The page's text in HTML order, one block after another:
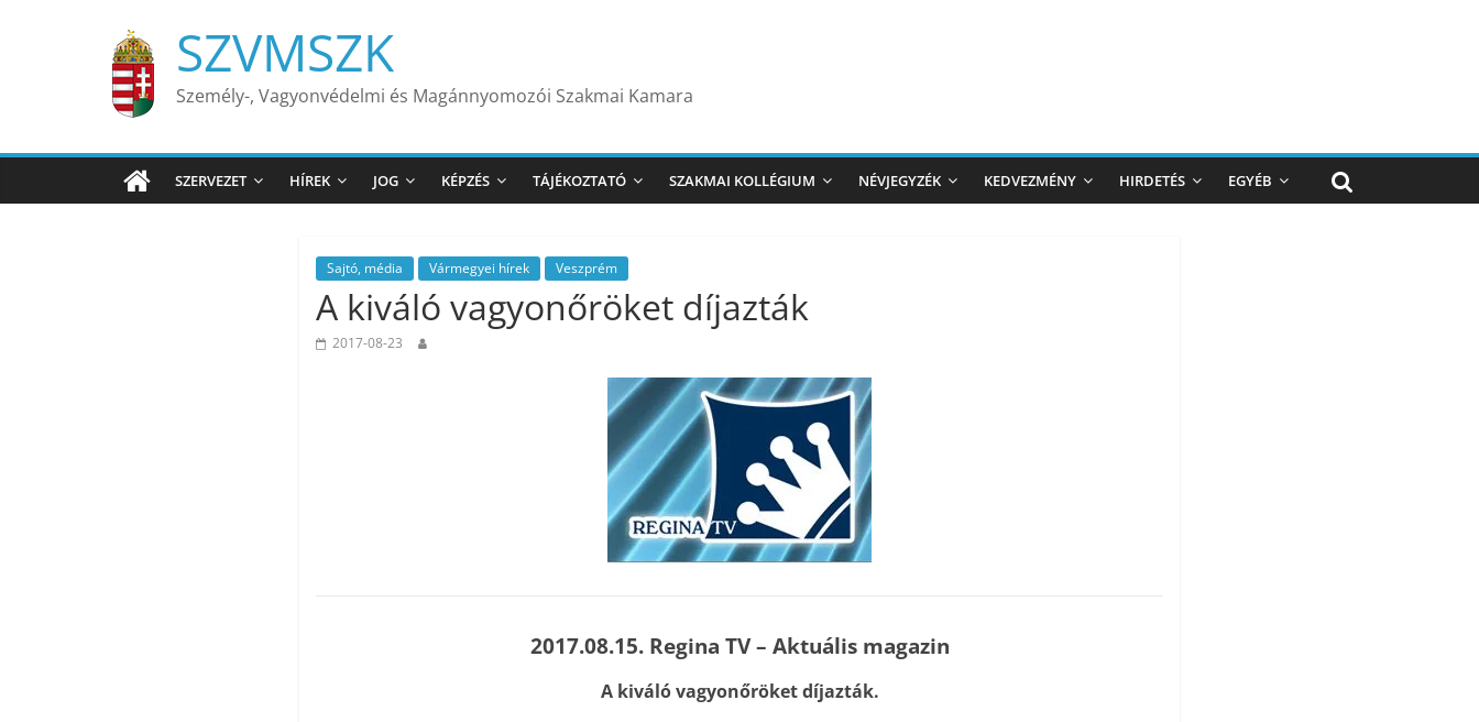
SZVMSZK
Személy-, Vagyonvédelmi és Magánnyomozói Szakmai Kamara
SZERVEZET HÍREK JOG KÉPZÉS TÁJÉKOZTATÓ SZAKMAI KOLLÉGIUM NÉVJEGYZÉK KEDVEZMÉNY HIRDETÉS EGYÉB
Sajtó, média Vármegyei hírek Veszprém
A kiváló vagyonőröket díjazták
2017-08-23
2017.08.15. Regina TV – Aktuális magazin
A kiváló vagyonőröket díjazták.